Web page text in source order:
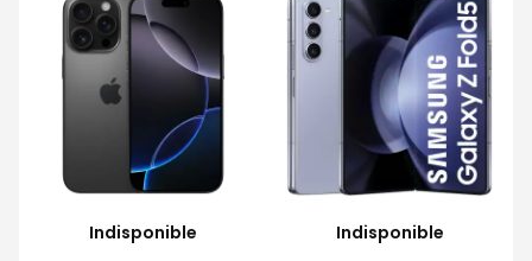
Indisponible
Indisponible